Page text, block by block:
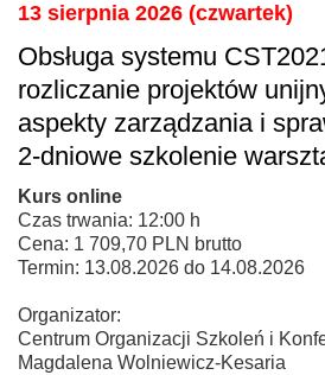
13 sierpnia 2026 (czwartek)
Obsługa systemu
rozliczanie projektów
aspekty zarządzania i
2-dniowe szkolenie
Kurs online
Czas trwania: 12:00 h
Cena: 1 709,70 PLN brutto
Termin: 13.08.2026 do 14.08.2026
Organizator:
Centrum Organizacji Szkoleń i
Magdalena Wolniewicz-Kesaria